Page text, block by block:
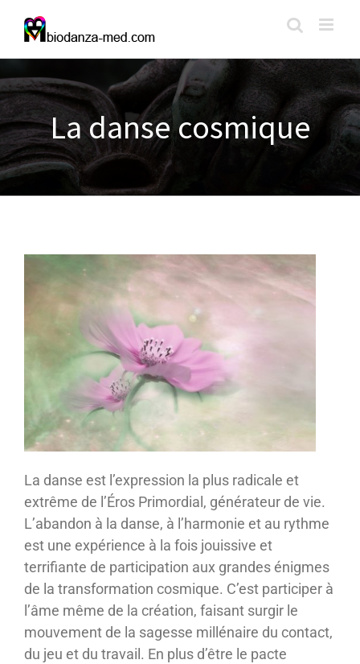
La danse cosmique
La danse est l’expression la plus radicale et
extrême de l’Éros Primordial, générateur de vie.
L’abandon à la danse, à l’harmonie et au rythme
est une expérience à la fois jouissive et
terrifiante de participation aux grandes énigmes
de la transformation cosmique. C’est participer à
l’âme même de la création, faisant surgir le
mouvement de la sagesse millénaire du contact,
du jeu et du travail. En plus d’être le pacte